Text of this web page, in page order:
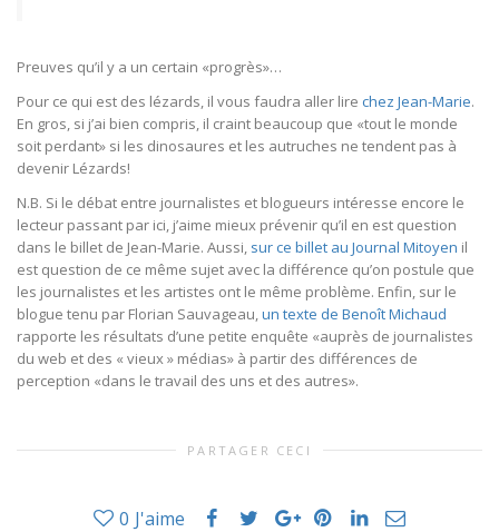
Preuves qu’il y a un certain «progrès»…
Pour ce qui est des lézards, il vous faudra aller lire chez Jean-Marie.
En gros, si j’ai bien compris, il craint beaucoup que «tout le monde
soit perdant» si les dinosaures et les autruches ne tendent pas à
devenir Lézards!
N.B. Si le débat entre journalistes et blogueurs intéresse encore le
lecteur passant par ici, j’aime mieux prévenir qu’il en est question
dans le billet de Jean-Marie. Aussi, sur ce billet au Journal Mitoyen il
est question de ce même sujet avec la différence qu’on postule que
les journalistes et les artistes ont le même problème. Enfin, sur le
blogue tenu par Florian Sauvageau,un texte de Benoît Michaud
rapporte les résultats d’une petite enquête «auprès de journalistes
du web et des « vieux » médias» à partir des différences de
perception «dans le travail des uns et des autres».
PARTAGER CECI
0 J'aime